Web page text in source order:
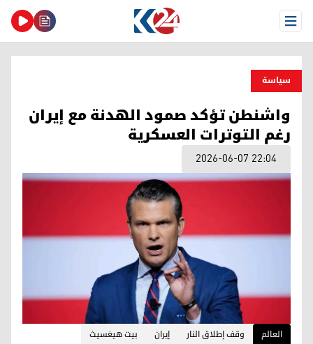
Open Menu
سیاسة
واشنطن تؤكد صمود الهدنة مع إيران
رغم التوترات العسكرية
2026-06-07 22:04
العالم وقف إطلاق النار إيران بيت هيغسيث